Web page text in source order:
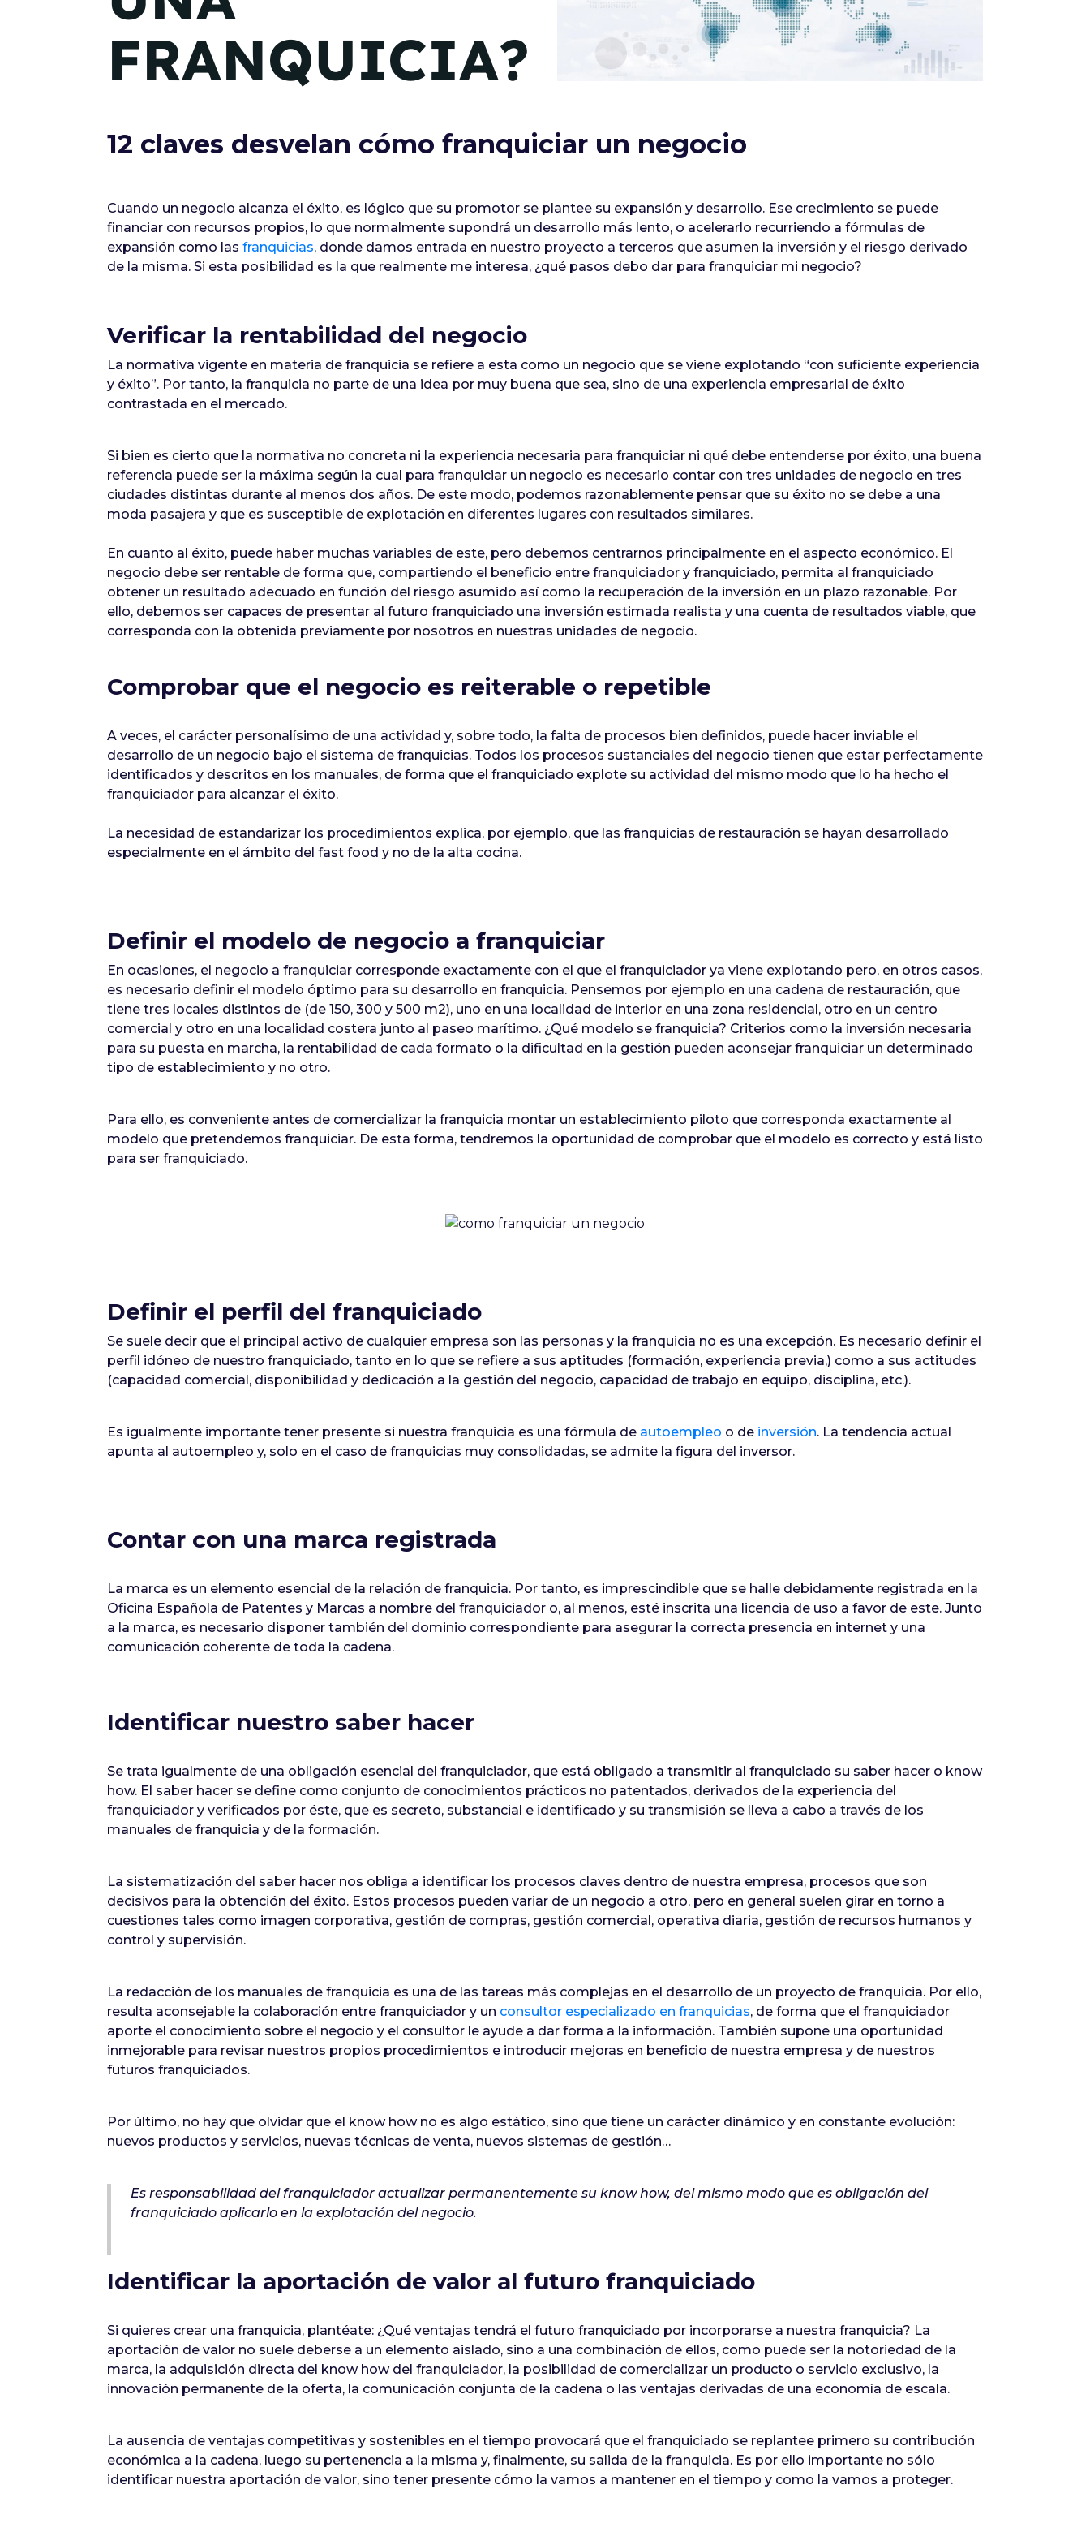
Madrid 2026 2 -
08
de octubre
2026 -22 de octubre
VER MÁS
Infórmate
FRANQUICIA?
12 claves desvelan cómo franquiciar un negocio
Cuando un negocio alcanza el éxito, es lógico que su promotor se plantee su expansión y desarrollo. Ese crecimiento se puede
financiar con recursos propios, lo que normalmente supondrá un desarrollo más lento, o acelerarlo recurriendo a fórmulas de
expansión como las franquicias, donde damos entrada en nuestro proyecto a terceros que asumen la inversión y el riesgo derivado
de la misma. Si esta posibilidad es la que realmente me interesa, ¿qué pasos debo dar para franquiciar mi negocio?
Verificar la rentabilidad del negocio
La normativa vigente en materia de franquicia se refiere a esta como un negocio que se viene explotando “con suficiente experiencia
y éxito”. Por tanto, la franquicia no parte de una idea por muy buena que sea, sino de una experiencia empresarial de éxito
contrastada en el mercado.
Si bien es cierto que la normativa no concreta ni la experiencia necesaria para franquiciar ni qué debe entenderse por éxito, una buena
referencia puede ser la máxima según la cual para franquiciar un negocio es necesario contar con tres unidades de negocio en tres
ciudades distintas durante al menos dos años. De este modo, podemos razonablemente pensar que su éxito no se debe a una
moda pasajera y que es susceptible de explotación en diferentes lugares con resultados similares.
En cuanto al éxito, puede haber muchas variables de este, pero debemos centrarnos principalmente en el aspecto económico. El
negocio debe ser rentable de forma que, compartiendo el beneficio entre franquiciador y franquiciado, permita al franquiciado
obtener un resultado adecuado en función del riesgo asumido así como la recuperación de la inversión en un plazo razonable. Por
ello, debemos ser capaces de presentar al futuro franquiciado una inversión estimada realista y una cuenta de resultados viable, que
corresponda con la obtenida previamente por nosotros en nuestras unidades de negocio.
Comprobar que el negocio es reiterable o repetible
A veces, el carácter personalísimo de una actividad y, sobre todo, la falta de procesos bien definidos, puede hacer inviable el
desarrollo de un negocio bajo el sistema de franquicias. Todos los procesos sustanciales del negocio tienen que estar perfectamente
identificados y descritos en los manuales, de forma que el franquiciado explote su actividad del mismo modo que lo ha hecho el
franquiciador para alcanzar el éxito.
La necesidad de estandarizar los procedimientos explica, por ejemplo, que las franquicias de restauración se hayan desarrollado
especialmente en el ámbito del fast food y no de la alta cocina.
Definir el modelo de negocio a franquiciar
En ocasiones, el negocio a franquiciar corresponde exactamente con el que el franquiciador ya viene explotando pero, en otros casos,
es necesario definir el modelo óptimo para su desarrollo en franquicia. Pensemos por ejemplo en una cadena de restauración, que
tiene tres locales distintos de (de 150, 300 y 500 m2), uno en una localidad de interior en una zona residencial, otro en un centro
comercial y otro en una localidad costera junto al paseo marítimo. ¿Qué modelo se franquicia? Criterios como la inversión necesaria
para su puesta en marcha, la rentabilidad de cada formato o la dificultad en la gestión pueden aconsejar franquiciar un determinado
tipo de establecimiento y no otro.
Para ello, es conveniente antes de comercializar la franquicia montar un establecimiento piloto que corresponda exactamente al
modelo que pretendemos franquiciar. De esta forma, tendremos la oportunidad de comprobar que el modelo es correcto y está listo
para ser franquiciado.
Definir el perfil del franquiciado
Se suele decir que el principal activo de cualquier empresa son las personas y la franquicia no es una excepción. Es necesario definir el
perfil idóneo de nuestro franquiciado, tanto en lo que se refiere a sus aptitudes (formación, experiencia previa,) como a sus actitudes
(capacidad comercial, disponibilidad y dedicación a la gestión del negocio, capacidad de trabajo en equipo, disciplina, etc.).
Es igualmente importante tener presente si nuestra franquicia es una fórmula de autoempleo o de inversión. La tendencia actual
apunta al autoempleo y, solo en el caso de franquicias muy consolidadas, se admite la figura del inversor.
Contar con una marca registrada
La marca es un elemento esencial de la relación de franquicia. Por tanto, es imprescindible que se halle debidamente registrada en la
Oficina Española de Patentes y Marcas a nombre del franquiciador o, al menos, esté inscrita una licencia de uso a favor de este. Junto
a la marca, es necesario disponer también del dominio correspondiente para asegurar la correcta presencia en internet y una
comunicación coherente de toda la cadena.
Identificar nuestro saber hacer
Se trata igualmente de una obligación esencial del franquiciador, que está obligado a transmitir al franquiciado su saber hacer o know
how. El saber hacer se define como conjunto de conocimientos prácticos no patentados, derivados de la experiencia del
franquiciador y verificados por éste, que es secreto, substancial e identificado y su transmisión se lleva a cabo a través de los
manuales de franquicia y de la formación.
La sistematización del saber hacer nos obliga a identificar los procesos claves dentro de nuestra empresa, procesos que son
decisivos para la obtención del éxito. Estos procesos pueden variar de un negocio a otro, pero en general suelen girar en torno a
cuestiones tales como imagen corporativa, gestión de compras, gestión comercial, operativa diaria, gestión de recursos humanos y
control y supervisión.
La redacción de los manuales de franquicia es una de las tareas más complejas en el desarrollo de un proyecto de franquicia. Por ello,
resulta aconsejable la colaboración entre franquiciador y un consultor especializado en franquicias, de forma que el franquiciador
aporte el conocimiento sobre el negocio y el consultor le ayude a dar forma a la información. También supone una oportunidad
inmejorable para revisar nuestros propios procedimientos e introducir mejoras en beneficio de nuestra empresa y de nuestros
futuros franquiciados.
Por último, no hay que olvidar que el know how no es algo estático, sino que tiene un carácter dinámico y en constante evolución:
nuevos productos y servicios, nuevas técnicas de venta, nuevos sistemas de gestión…
Es responsabilidad del franquiciador actualizar permanentemente su know how, del mismo modo que es obligación del
franquiciado aplicarlo en la explotación del negocio.
Identificar la aportación de valor al futuro franquiciado
Si quieres crear una franquicia, plantéate: ¿Qué ventajas tendrá el futuro franquiciado por incorporarse a nuestra franquicia? La
aportación de valor no suele deberse a un elemento aislado, sino a una combinación de ellos, como puede ser la notoriedad de la
marca, la adquisición directa del know how del franquiciador, la posibilidad de comercializar un producto o servicio exclusivo, la
innovación permanente de la oferta, la comunicación conjunta de la cadena o las ventajas derivadas de una economía de escala.
La ausencia de ventajas competitivas y sostenibles en el tiempo provocará que el franquiciado se replantee primero su contribución
económica a la cadena, luego su pertenencia a la misma y, finalmente, su salida de la franquicia. Es por ello importante no sólo
identificar nuestra aportación de valor, sino tener presente cómo la vamos a mantener en el tiempo y como la vamos a proteger.